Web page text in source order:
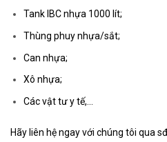
Tank IBC nhựa 1000 lít;
Thùng phuy nhựa/sắt;
Can nhựa;
Xô nhựa;
Các vật tư y tế,…
Hãy liên hệ ngay với chúng tôi qua